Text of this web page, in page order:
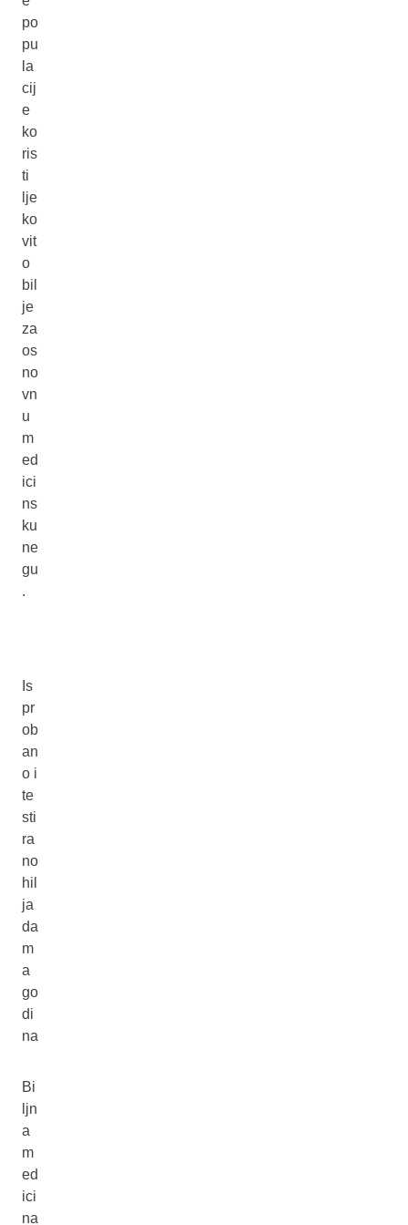
po
pu
la
cij
e
ko
ris
ti
lje
ko
vit
o
bil
je
za
os
no
vn
u
m
ed
ici
ns
ku
ne
gu
.
Is
pr
ob
an
o i
te
sti
ra
no
hil
ja
da
m
a
go
di
na
Bi
ljn
a
m
ed
ici
na